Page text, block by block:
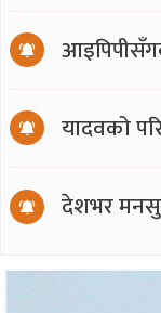
यादवको
देशभर